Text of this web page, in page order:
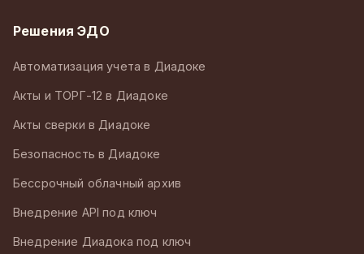
Решения ЭДО
Автоматизация учета в Диадоке
Акты и ТОРГ-12 в Диадоке
Акты сверки в Диадоке
Безопасность в Диадоке
Бессрочный облачный архив
Внедрение API под ключ
Внедрение Диадока под ключ